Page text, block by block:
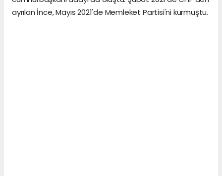
ayrılan İnce, Mayıs 2021'de Memleket Partisi'ni kurmuştu.